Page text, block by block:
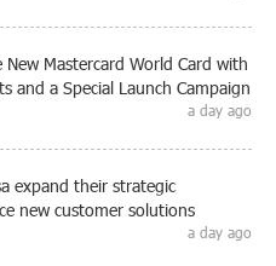
Mastercard World Card with
and a Special Launch Campaign
a day ago
expand their strategic
new customer solutions
a day ago